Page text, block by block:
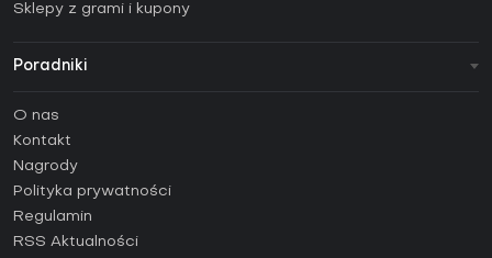
Sklepy z grami i kupony
Poradniki
Poradniki
Jak aktywować klucz Steam (CD Key)?
Jak aktywować klucz Epic Games (CD Key)?
Jak aktywować klucz GOG (CD Key)?
Jak aktywować klucz Ubisoft Connect (CD Key)?
O nas
Kontakt
Nagrody
Polityka prywatności
Regulamin
RSS Aktualności